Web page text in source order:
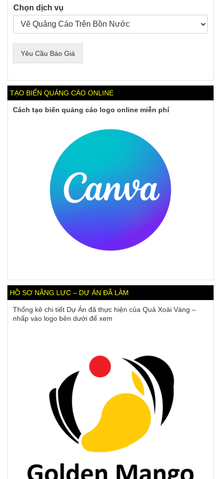
Chọn dịch vụ
Yêu Cầu Báo Giá
TẠO BIỂN QUẢNG CÁO ONLINE
Cách tạo biển quảng cáo logo online miễn phí
HỒ SƠ NĂNG LỰC – DỰ ÁN ĐÃ LÀM
Thống kê chi tiết Dự Án đã thực hiện của Quả Xoài Vàng –
nhấp vào logo bên dưới để xem